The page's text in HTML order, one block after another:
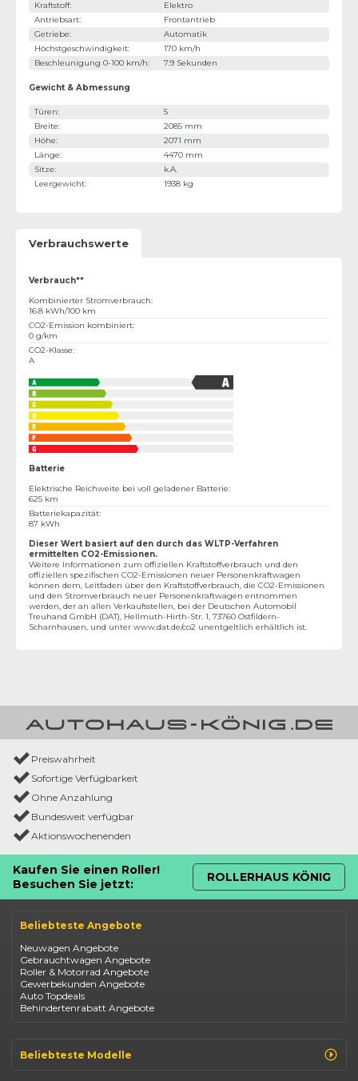
Kraftstoff:
Elektro
Antriebsart:
Frontantrieb
Getriebe:
Automatik
Höchstgeschwindigkeit:
170 km/h
Beschleunigung 0-100 km/h: 7.9 Sekunden
Gewicht & Abmessung
Türen:
5
Breite:
2085 mm
Höhe:
2071 mm
Länge:
4470 mm
Sitze:
k.A.
Leergewicht: 1938 kg
Verbrauchswerte
Verbrauch**
Kombinierter Stromverbrauch:
16.8 kWh/100 km
CO2-Emission kombiniert:
0 g/km
CO2-Klasse:
A
Batterie
Elektrische Reichweite bei voll geladener Batterie:
625 km
Batteriekapazität:
87 kWh
Dieser Wert basiert auf den durch das WLTP-Verfahren
ermittelten CO2-Emissionen.
Weitere Informationen zum offiziellen Kraftstoffverbrauch und den
offiziellen spezifischen CO2-Emissionen neuer Personenkraftwagen
können dem‚ Leitfaden über den Kraftstoffverbrauch, die CO2-Emissionen
und den Stromverbrauch neuer Personenkraftwagen entnommen
werden, der an allen Verkaufsstellen, bei der Deutschen Automobil
Treuhand GmbH (DAT), Hellmuth-Hirth-Str. 1, 73760 Ostfildern-
Scharnhausen, und unter www.dat.de/co2 unentgeltlich erhältlich ist.
Preiswahrheit
Sofortige Verfügbarkeit
Ohne Anzahlung
Bundesweit verfügbar
Aktionswochenenden
Kaufen Sie einen Roller!
Besuchen Sie jetzt:
ROLLERHAUS KÖNIG
Beliebteste Angebote
Neuwagen Angebote
Gebrauchtwagen Angebote
Roller & Motorrad Angebote
Gewerbekunden Angebote
Auto Topdeals
Behindertenrabatt Angebote
Beliebteste Modelle